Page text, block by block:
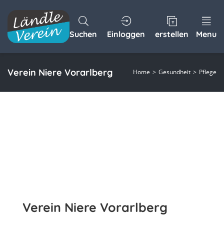
Suchen Einloggen erstellen Menu
Verein Niere Vorarlberg Home Gesundheit Pflege
Verein Niere Vorarlberg